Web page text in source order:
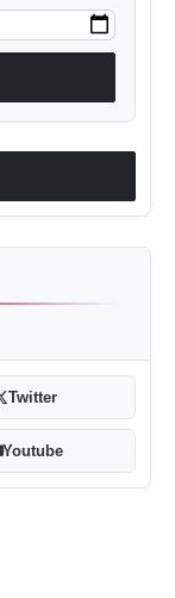
Twitter
Youtube